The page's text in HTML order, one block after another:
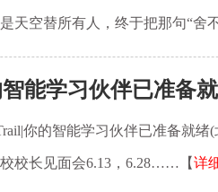
天空替所有人，终于把那句“
能学习伙伴已准备
你的智能学习伙伴已准备就
校长见面会6.13，6.28……【详